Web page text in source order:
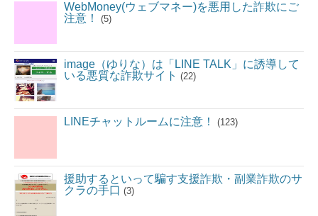
WebMoney(ウェブマネー)を悪用した詐欺にご
注意！
(5)
image（ゆりな）は「LINE TALK」に誘導して
いる悪質な詐欺サイト (22)
LINEチャットルームに注意！ (123)
援助するといって騙す支援詐欺・副業詐欺のサ
クラの手口 (3)